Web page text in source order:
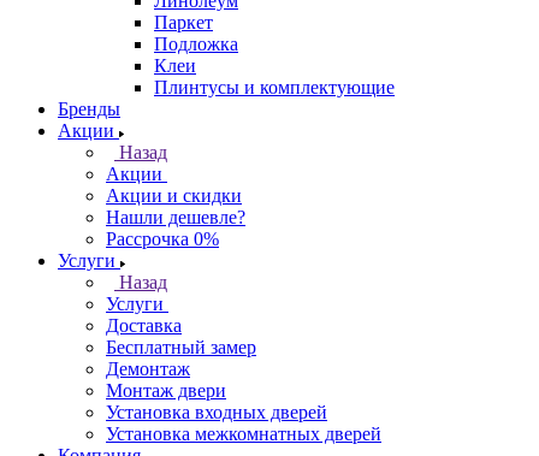
Паркет
Подложка
Клеи
Плинтусы и комплектующие
Бренды
Акции
Назад
Акции
Акции и скидки
Нашли дешевле?
Рассрочка 0%
Услуги
Назад
Услуги
Доставка
Бесплатный замер
Демонтаж
Монтаж двери
Установка входных дверей
Установка межкомнатных дверей